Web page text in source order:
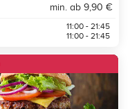
min. ab 9,90 €
11:00 - 21:45
11:00 - 21:45